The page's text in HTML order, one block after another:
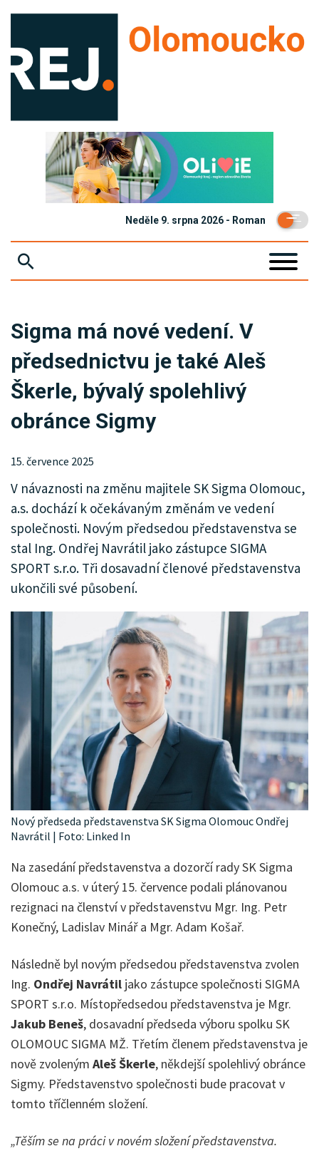
Neděle 9. srpna 2026 - Roman
KRIMI
SPORT
KULTURA
SPOLEČNOST
HISTORIE
MHD
INZERCE
ARCHIV
Sigma má nové vedení. V
předsednictvu je také Aleš
Škerle, bývalý spolehlivý
obránce Sigmy
15. července 2025
V návaznosti na změnu majitele SK Sigma Olomouc,
a.s. dochází k očekávaným změnám ve vedení
společnosti. Novým předsedou představenstva se
stal Ing. Ondřej Navrátil jako zástupce SIGMA
SPORT s.r.o. Tři dosavadní členové představenstva
ukončili své působení.
Nový předseda představenstva SK Sigma Olomouc Ondřej
Navrátil | Foto: Linked In
Na zasedání představenstva a dozorčí rady SK Sigma
Olomouc a.s. v úterý 15. července podali plánovanou
rezignaci na členství v představenstvu Mgr. Ing. Petr
Konečný, Ladislav Minář a Mgr. Adam Košař.
Následně byl novým předsedou představenstva zvolen
Ing. Ondřej Navrátil jako zástupce společnosti SIGMA
SPORT s.r.o. Místopředsedou představenstva je Mgr.
Jakub Beneš, dosavadní předseda výboru spolku SK
OLOMOUC SIGMA MŽ. Třetím členem představenstva je
nově zvoleným Aleš Škerle, někdejší spolehlivý obránce
Sigmy. Představenstvo společnosti bude pracovat v
tomto tříčlenném složení.
„Těším se na práci v novém složení představenstva.